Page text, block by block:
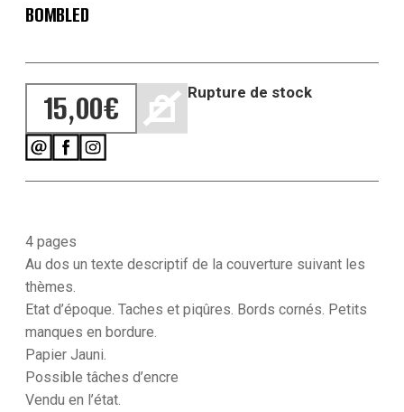
BOMBLED
15,00€ Rupture de stock
4 pages
Au dos un texte descriptif de la couverture suivant les
thèmes.
Etat d’époque. Taches et piqûres. Bords cornés. Petits
manques en bordure.
Papier Jauni.
Possible tâches d’encre
Vendu en l’état.